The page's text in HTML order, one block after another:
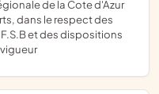
de la Cote d'Azur
dans le respect des
et des dispositions